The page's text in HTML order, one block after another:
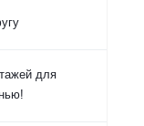
для